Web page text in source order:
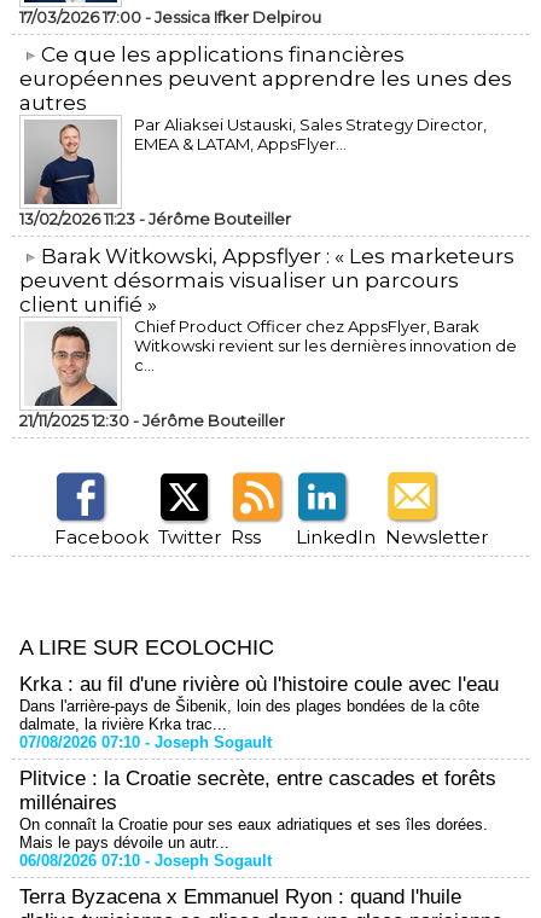
17/03/2026 17:00 -Jessica Ifker Delpirou
​Ce que les applications financières
européennes peuvent apprendre les unes des
autres
Par Aliaksei Ustauski, Sales Strategy Director,
EMEA & LATAM, AppsFlyer...
13/02/2026 11:23 -Jérôme Bouteiller
​Barak Witkowski, Appsflyer : « Les marketeurs
peuvent désormais visualiser un parcours
client unifié »
Chief Product Officer chez AppsFlyer, ​Barak
Witkowski revient sur les dernières innovation de
c...
21/11/2025 12:30 -Jérôme Bouteiller
Facebook Twitter Rss LinkedIn Newsletter
A LIRE SUR ECOLOCHIC
Krka : au fil d'une rivière où l'histoire coule avec l'eau
Dans l'arrière-pays de Šibenik, loin des plages bondées de la côte
dalmate, la rivière Krka trac...
07/08/2026 07:10 - Joseph Sogault
Plitvice : la Croatie secrète, entre cascades et forêts
millénaires
On connaît la Croatie pour ses eaux adriatiques et ses îles dorées.
Mais le pays dévoile un autr...
06/08/2026 07:10 - Joseph Sogault
Terra Byzacena x Emmanuel Ryon : quand l'huile